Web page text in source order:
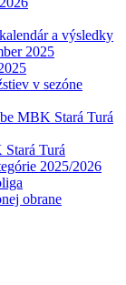
a výsledky
2025
v sezóne
MBK Stará Turá
Turá
2025/2026
obrane